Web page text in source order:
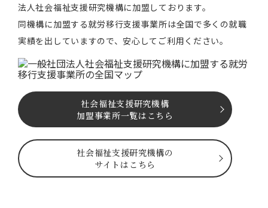
法⼈社会福祉⽀援研究機構に加盟しております。
同機構に加盟する就労移⾏⽀援事業所は全国で多くの就職
実績を出していますので、安⼼してご利⽤ください。
社会福祉⽀援研究機構
加盟事業所一覧はこちら
社会福祉⽀援研究機構の
サイトはこちら